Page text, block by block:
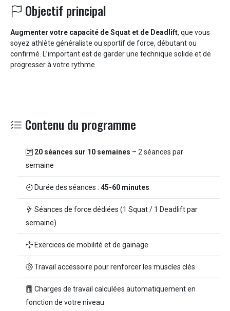
Objectif principal
Augmenter votre capacité de Squat et de Deadlift, que vous
soyez athlète généraliste ou sportif de force, débutant ou
confirmé. L’important est de garder une technique solide et de
progresser à votre rythme.
Contenu du programme
20 séances sur 10 semaines – 2 séances par
semaine
Durée des séances : 45-60 minutes
Séances de force dédiées (1 Squat / 1 Deadlift par
semaine)
Exercices de mobilité et de gainage
Travail accessoire pour renforcer les muscles clés
Charges de travail calculées automatiquement en
fonction de votre niveau